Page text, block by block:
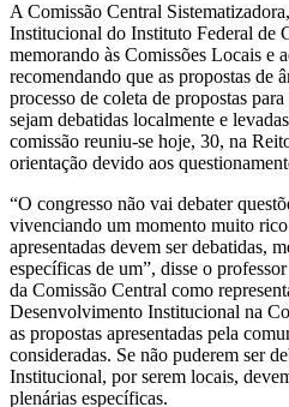
A Comissão Central
Institucional do Instituto Federal de
memorando às Comissões Locais e
recomendando que as propostas de
processo de coleta de propostas
sejam debatidas localmente e
comissão reuniu-se hoje, 30, na
orientação devido aos
“O congresso não vai debater
vivenciando um momento muito rico
apresentadas devem ser debatidas,
específicas de um”, disse o
da Comissão Central como
Desenvolvimento Institucional na
as propostas apresentadas pela
consideradas. Se não puderem ser
Institucional, por serem locais,
plenárias específicas.